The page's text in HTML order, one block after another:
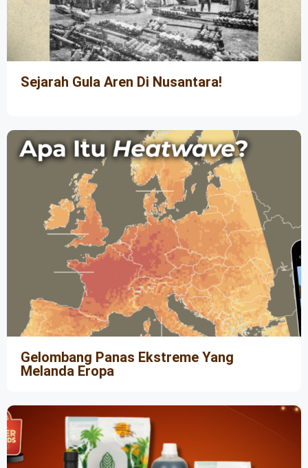
Sejarah Gula Aren Di Nusantara!
Gelombang Panas Ekstreme Yang
Melanda Eropa